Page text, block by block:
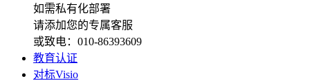
如需私有化部署
请添加您的专属客服
或致电：010-86393609
教育认证
对标Visio